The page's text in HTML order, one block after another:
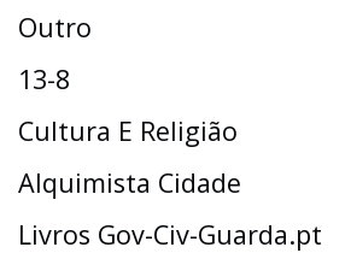
Outro
13-8
Cultura E Religião
Alquimista Cidade
Livros Gov-Civ-Guarda.pt